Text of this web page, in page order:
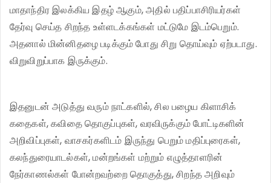
மாதாந்திர இலக்கிய இதழ் ஆகும், அதில் பதிப்பாசிரியர்கள்
தேர்வு செய்த சிறந்த உள்ளடக்கங்கள் மட்டுமே இடம்பெறும்.
அதனால் மின்னிதழை படிக்கும் போது சிறு தொய்வும் ஏற்படாது.
விறுவிறுப்பாக இருக்கும்.
இதனுடன் அடுத்து வரும் நாட்களில், சில பழைய கிளாசிக்
கதைகள், கவிதை தொகுப்புகள், வரவிருக்கும் போட்டிகளின்
அறிவிப்புகள், வாசகர்களிடம் இருந்து பெறும் மதிப்புரைகள்,
கலந்துரையாடல்கள், மன்றங்கள் மற்றும் எழுத்தாளரின்
நேர்காணல்கள் போன்றவற்றை தொகுத்து, சிறந்த அறிவும்